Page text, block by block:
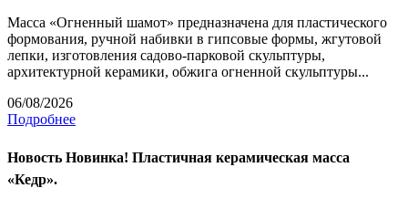
Масса «Огненный шамот» предназначена для пластического
формования, ручной набивки в гипсовые формы, жгутовой
лепки, изготовления садово-парковой скульптуры,
архитектурной керамики, обжига огненной скульптуры...
06/08/2026
Подробнее
Новость Новинка! Пластичная керамическая масса
«Кедр».